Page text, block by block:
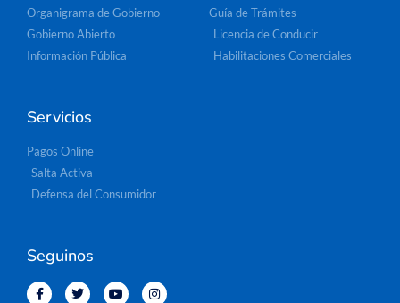
Organigrama de Gobierno
Gobierno Abierto
Información Pública
Guía de Trámites
Licencia de Conducir
Habilitaciones Comerciales
Servicios
Pagos Online
Salta Activa
Defensa del Consumidor
Seguinos